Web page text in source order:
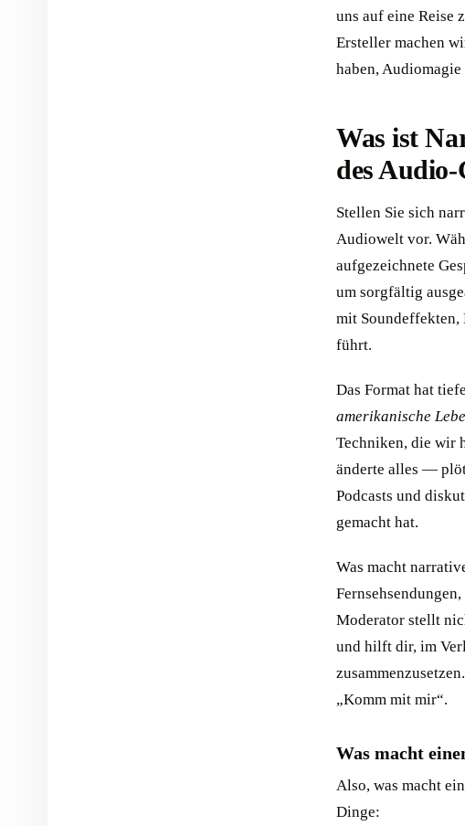
uns auf eine Reise
Ersteller machen
haben,
Was ist
des Audio-
Stellen Sie sich
Audiowelt vor.
aufgezeichnete
um sorgfältig
mit Soundeffekten,
führt.
Das Format hat
amerikanische
Techniken, die wir
änderte alles —
Podcasts und
gemacht hat.
Was macht
Moderator stellt
und hilft dir, im
„Komm mit mir“.
Was macht
Also, was macht
Dinge: